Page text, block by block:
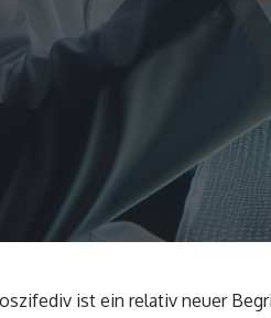
ist ein relativ neuer